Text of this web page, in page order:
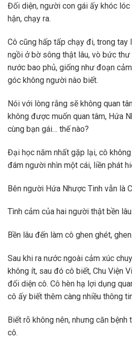
Đối diện, người con gái ấy khóc lóc
hận, chạy ra.
Cô cũng hấp tấp chạy đi, trong
ngồi ở bờ sông thật lâu, vò bức thư
nước bao phủ, giống như đoạn
góc không người nào biết.
Nói với lòng rằng sẽ không quan
không được muốn quan tâm, Hứa
cùng bạn gái… thế nào?
Đại học năm nhất gặp lại, cô
đám người nhìn một cái, liền phát
Bên người Hứa Nhược Tinh vẫn là
Tình cảm của hai người thật bền lâu.
Bền lâu đến làm cô ghen ghét,
Sau khi ra nước ngoài cảm xúc
không ít, sau đó cô biết, Chu Viện
đối diện cô. Cô hèn hạ lợi dụng
cô ấy biết thêm càng nhiều thông
Biết rõ không nên, nhưng căn
cô.